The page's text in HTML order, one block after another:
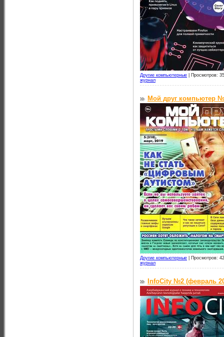
Другие компьютерные
Просмотров:
журнал
Мой друг компьютер
Другие компьютерные
Просмотров:
журнал
InfoCity №2 (февраль